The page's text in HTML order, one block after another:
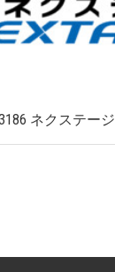
ネクステージ